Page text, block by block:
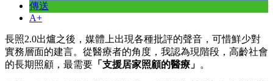
傳送
A+
長照2.0出爐之後，媒體上出現各種批評的聲音，可惜鮮少對
實務層面的建言。從醫療者的角度，我認為現階段，高齡社會
的長期照顧，最需要 「支援居家照顧的醫療」 。